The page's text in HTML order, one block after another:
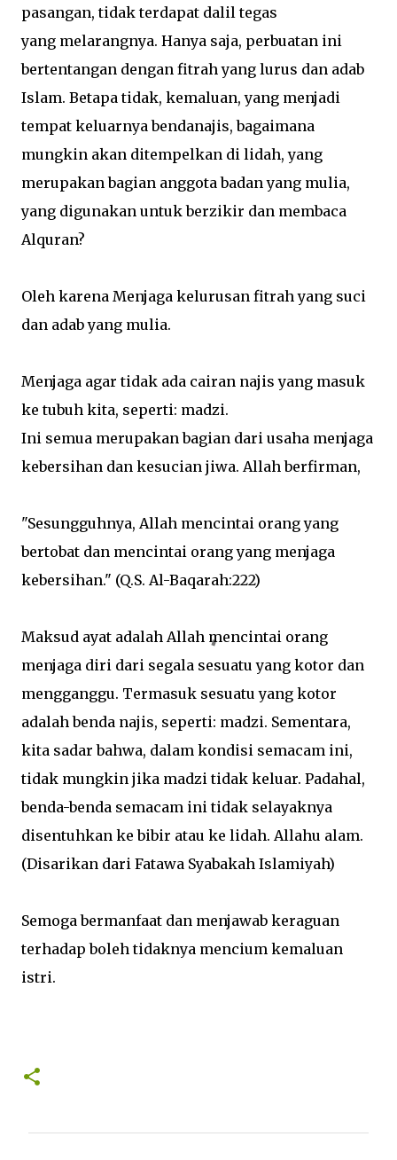
pasangan, tidak terdapat dalil tegas
yang melarangnya. Hanya saja, perbuatan ini
bertentangan dengan fitrah yang lurus dan adab
Islam. Betapa tidak, kemaluan, yang menjadi
tempat keluarnya bendanajis, bagaimana
mungkin akan ditempelkan di lidah, yang
merupakan bagian anggota badan yang mulia,
yang digunakan untuk berzikir dan membaca
Alquran?
Oleh karena Menjaga kelurusan fitrah yang suci
dan adab yang mulia.
Menjaga agar tidak ada cairan najis yang masuk
ke tubuh kita, seperti: madzi.
Ini semua merupakan bagian dari usaha menjaga
kebersihan dan kesucian jiwa. Allah berfirman,
"Sesungguhnya, Allah mencintai orang yang
bertobat dan mencintai orang yang menjaga
kebersihan." (Q.S. Al-Baqarah:222)
Maksud ayat adalah Allah mencintai orang
menjaga diri dari segala sesuatu yang kotor dan
mengganggu. Termasuk sesuatu yang kotor
adalah benda najis, seperti: madzi. Sementara,
kita sadar bahwa, dalam kondisi semacam ini,
tidak mungkin jika madzi tidak keluar. Padahal,
benda-benda semacam ini tidak selayaknya
disentuhkan ke bibir atau ke lidah. Allahu alam.
(Disarikan dari Fatawa Syabakah Islamiyah)
Semoga bermanfaat dan menjawab keraguan
terhadap boleh tidaknya mencium kemaluan
istri.